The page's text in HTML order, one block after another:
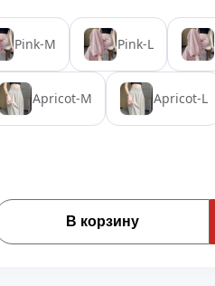
Pink-M Pink-L
Apricot-M Apricot-L
В корзину